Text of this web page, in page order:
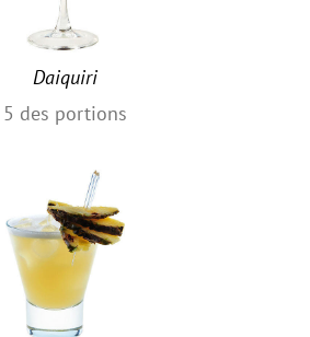
Daiquiri
5 des portions